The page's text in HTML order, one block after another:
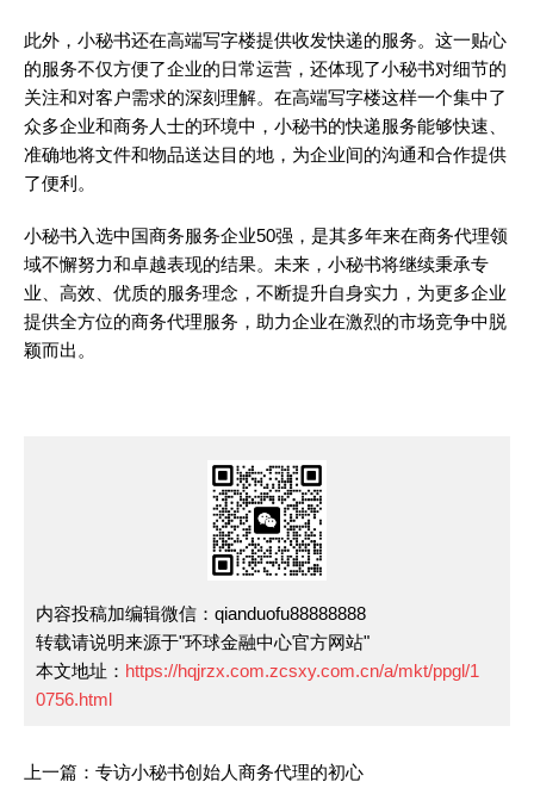
此外，小秘书还在高端写字楼提供收发快递的服务。这一贴心
的服务不仅方便了企业的日常运营，还体现了小秘书对细节的
关注和对客户需求的深刻理解。在高端写字楼这样一个集中了
众多企业和商务人士的环境中，小秘书的快递服务能够快速、
准确地将文件和物品送达目的地，为企业间的沟通和合作提供
了便利。
小秘书入选中国商务服务企业50强，是其多年来在商务代理领
域不懈努力和卓越表现的结果。未来，小秘书将继续秉承专
业、高效、优质的服务理念，不断提升自身实力，为更多企业
提供全方位的商务代理服务，助力企业在激烈的市场竞争中脱
颖而出。
内容投稿加编辑微信：qianduofu88888888
转载请说明来源于"环球金融中心官方网站"
本文地址： https://hqjrzx.com.zcsxy.com.cn/a/mkt/ppgl/1
0756.html
上一篇：专访小秘书创始人商务代理的初心